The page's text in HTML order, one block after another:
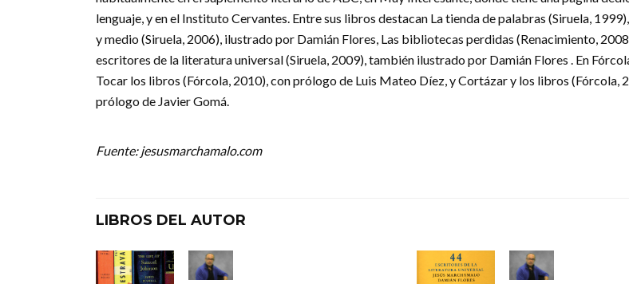
lenguaje, y en el Instituto Cervantes. Entre sus libros destacan La tienda de palabras (Siruela,
y medio (Siruela, 2006), ilustrado por Damián Flores, Las bibliotecas perdidas (Renacimiento,
escritores de la literatura universal (Siruela, 2009), también ilustrado por Damián Flores . En
Tocar los libros (Fórcola, 2010), con prólogo de Luis Mateo Díez, y Cortázar y los libros (Fórcola,
prólogo de Javier Gomá.
Fuente: jesusmarchamalo.com
LIBROS DEL AUTOR